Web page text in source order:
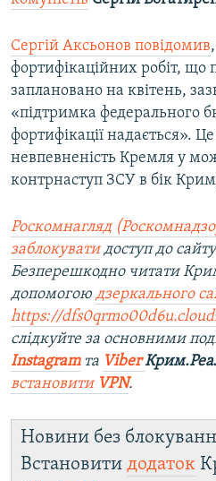
Сергій Аксьонов повідомив
фортифікаційних робіт, що
заплановано на квітень,
«підтримка федерального
фортифікації надається».
невпевненість Кремля у
контрнаступ ЗСУ в бік
Роскомнагляд
заблокуватидоступ до
Безперешкодно читати
допомогою дзеркального
https://
слідкуйте за основними
Instagramта Viber
встановити VPN.
Новини без
Встановити додаток